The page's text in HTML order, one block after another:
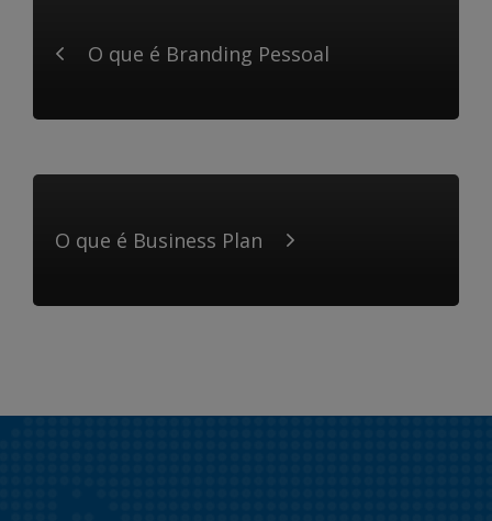
O que é Branding Pessoal
O que é Business Plan